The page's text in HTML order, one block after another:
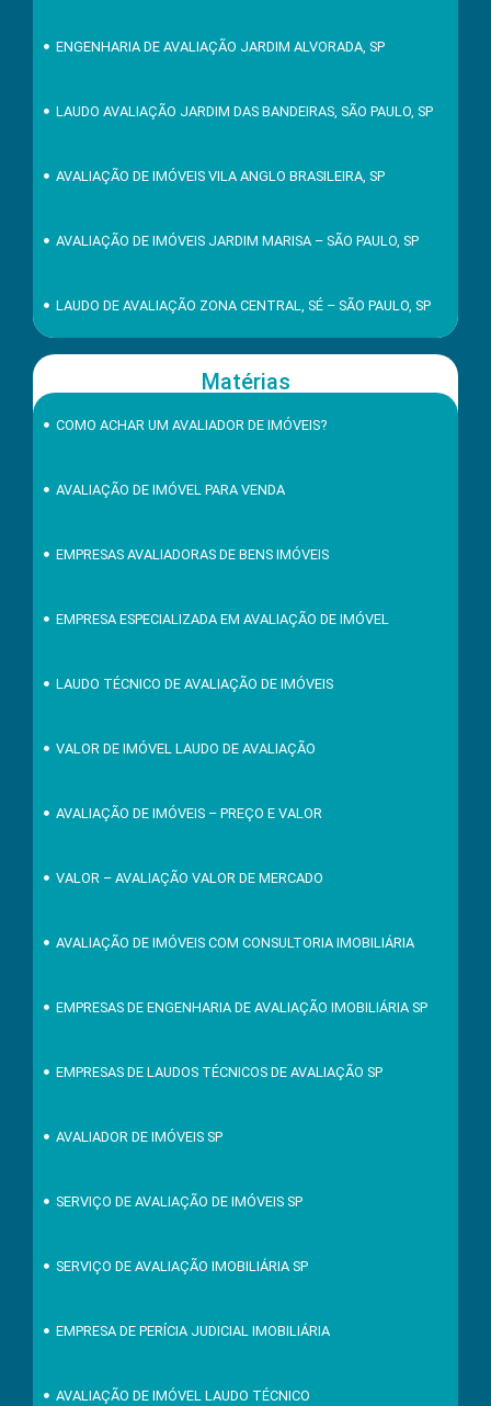
ENGENHARIA DE AVALIAÇÃO JARDIM ALVORADA, SP
LAUDO AVALIAÇÃO JARDIM DAS BANDEIRAS, SÃO PAULO, SP
AVALIAÇÃO DE IMÓVEIS VILA ANGLO BRASILEIRA, SP
AVALIAÇÃO DE IMÓVEIS JARDIM MARISA – SÃO PAULO, SP
LAUDO DE AVALIAÇÃO ZONA CENTRAL, SÉ – SÃO PAULO, SP
Matérias
COMO ACHAR UM AVALIADOR DE IMÓVEIS?
AVALIAÇÃO DE IMÓVEL PARA VENDA
EMPRESAS AVALIADORAS DE BENS IMÓVEIS
EMPRESA ESPECIALIZADA EM AVALIAÇÃO DE IMÓVEL
LAUDO TÉCNICO DE AVALIAÇÃO DE IMÓVEIS
VALOR DE IMÓVEL LAUDO DE AVALIAÇÃO
AVALIAÇÃO DE IMÓVEIS – PREÇO E VALOR
VALOR – AVALIAÇÃO VALOR DE MERCADO
AVALIAÇÃO DE IMÓVEIS COM CONSULTORIA IMOBILIÁRIA
EMPRESAS DE ENGENHARIA DE AVALIAÇÃO IMOBILIÁRIA SP
EMPRESAS DE LAUDOS TÉCNICOS DE AVALIAÇÃO SP
AVALIADOR DE IMÓVEIS SP
SERVIÇO DE AVALIAÇÃO DE IMÓVEIS SP
SERVIÇO DE AVALIAÇÃO IMOBILIÁRIA SP
EMPRESA DE PERÍCIA JUDICIAL IMOBILIÁRIA
AVALIAÇÃO DE IMÓVEL LAUDO TÉCNICO